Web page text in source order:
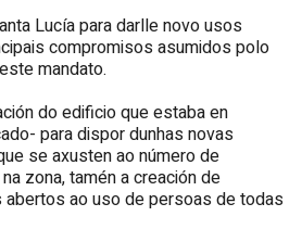
Lucía para darlle novo usos
compromisos asumidos polo
mandato.
do edificio que estaba en
para dispor dunhas novas
se axusten ao número de
zona, tamén a creación de
ao uso de persoas de todas